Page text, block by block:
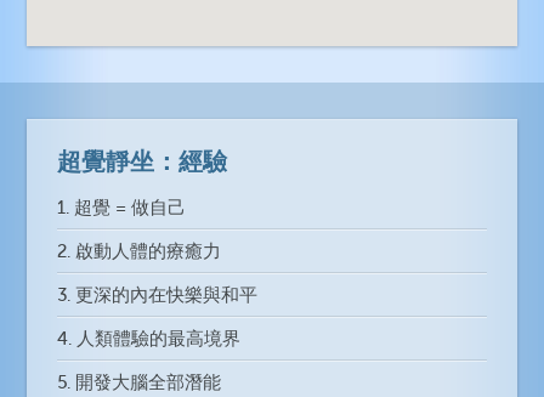
超覺靜坐：經驗
1. 超覺 = 做自己
2. 啟動人體的療癒力
3. 更深的內在快樂與和平
4. 人類體驗的最高境界
5. 開發大腦全部潛能